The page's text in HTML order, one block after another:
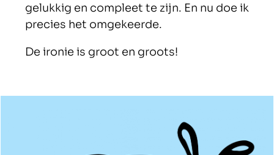
gelukkig en compleet te zijn. En nu doe ik
precies het omgekeerde.
De ironie is groot en groots!